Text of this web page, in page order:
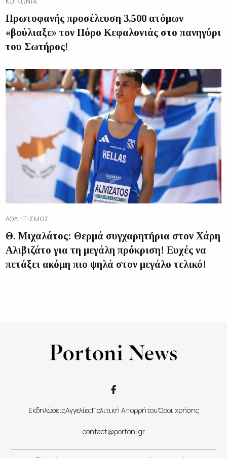
Πρωτοφανής προσέλευση 3.500 ατόμων
«βούλιαξε» τον Πόρο Κεφαλονιάς στο πανηγύρι
του Σωτήρος!
ΑΘΛΗΤΙΣΜΌΣ
Θ. Μιχαλάτος: Θερμά συγχαρητήρια στον Χάρη
Αλιβιζάτο για τη μεγάλη πρόκριση! Ευχές να
πετάξει ακόμη πιο ψηλά στον μεγάλο τελικό!
ΕκδηλώσειςΑγγελίεςΠολιτική ΑπορρήτουΌροι χρήσης
contact@portoni.gr